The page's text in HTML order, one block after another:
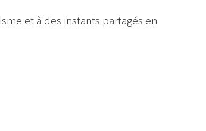
et à des instants partagés en